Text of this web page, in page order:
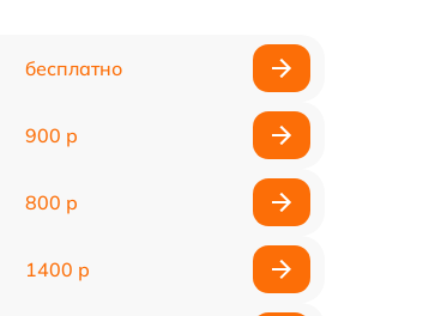
бесплатно
900 р
800 р
1400 р